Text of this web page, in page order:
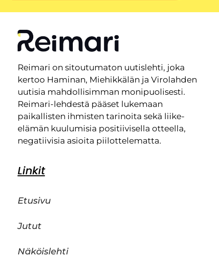
Reimari on sitoutumaton uutislehti, joka
kertoo Haminan, Miehikkälän ja Virolahden
uutisia mahdollisimman monipuolisesti.
Reimari-lehdestä pääset lukemaan
paikallisten ihmisten tarinoita sekä liike-
elämän kuulumisia positiivisella otteella,
negatiivisia asioita piilottelematta.
Linkit
Etusivu
Jutut
Näköislehti